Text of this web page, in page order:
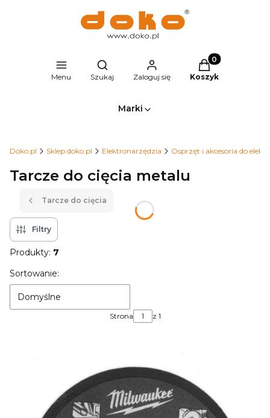
Menu
Otwórz wyszukiwarkę
Szukaj Zaloguj się
Produkty w
Koszyk
Marki
Doko.pl Sklep.doko.pl Elektronarzędzia Osprzęt i akcesoria do
Tarcze do cięcia metalu
Tarcze do cięcia
Filtry
Produkty: 7
Lista produktów
Sortowanie:
Domyślne
Strona z 1